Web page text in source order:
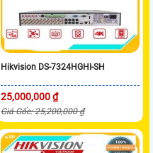
Hikvision DS-7324HGHI-SH
25,000,000 ₫
Giá Gốc: 25,200,000 ₫